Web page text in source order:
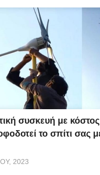
συσκευή με
το σπίτι σας
2023